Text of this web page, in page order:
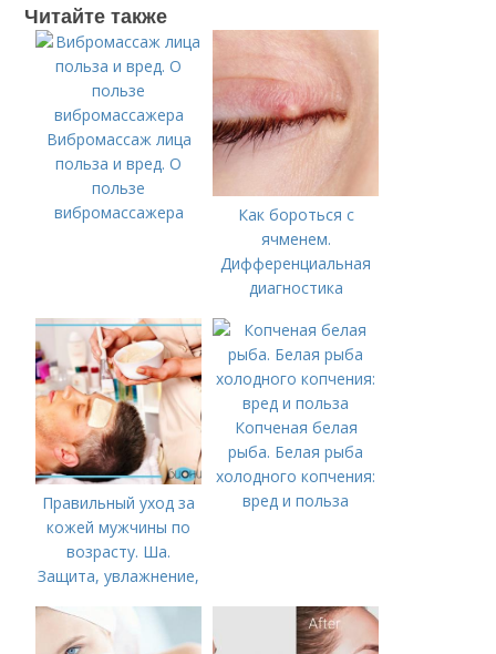
Читайте также
Вибромассаж лица
польза и вред. О
пользе
вибромассажера
Как бороться с
ячменем.
Дифференциальная
диагностика
Правильный уход за
кожей мужчины по
возрасту. Ша.
Защита, увлажнение,
Копченая белая
рыба. Белая рыба
холодного копчения:
вред и польза